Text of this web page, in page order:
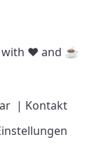
with ❤️ and ☕️
| Kontakt